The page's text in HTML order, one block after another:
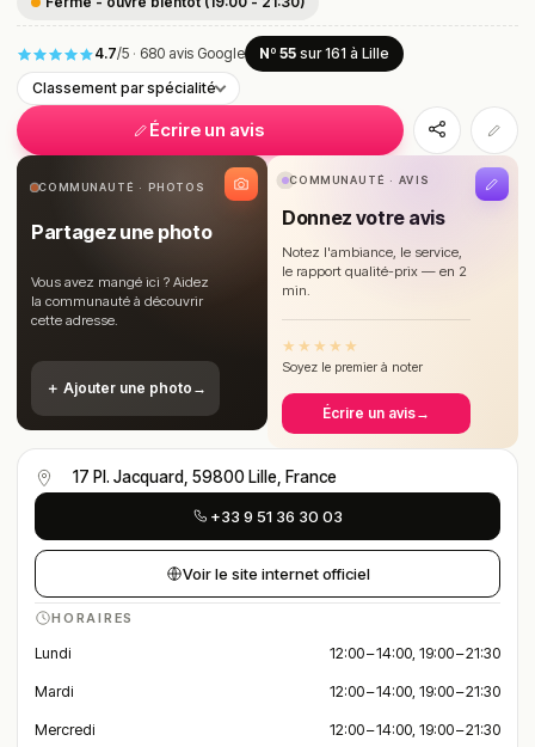
4.7/5 · 680 avis Google Nº 55 sur 161 à Lille
Classement par spécialité
Écrire un avis
COMMUNAUTÉ · PHOTOS
Partagez une photo
Vous avez mangé ici ? Aidez
la communauté à découvrir
cette adresse.
＋ Ajouter une photo →
COMMUNAUTÉ · AVIS
Donnez votre avis
Notez l'ambiance, le service,
le rapport qualité-prix — en 2
min.
★ ★ ★ ★ ★
Soyez le premier à noter
Écrire un avis→
17 Pl. Jacquard, 59800 Lille, France
+33 9 51 36 30 03
Voir le site internet officiel
HORAIRES
Lundi 12:00 – 14:00, 19:00 – 21:30
Mardi 12:00 – 14:00, 19:00 – 21:30
Mercredi 12:00 – 14:00, 19:00 – 21:30